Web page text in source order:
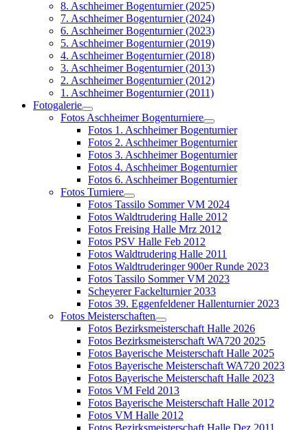
8. Aschheimer Bogenturnier (2025)
7. Aschheimer Bogenturnier (2024)
6. Aschheimer Bogenturnier (2023)
5. Aschheimer Bogenturnier (2019)
4. Aschheimer Bogenturnier (2018)
3. Aschheimer Bogenturnier (2013)
2. Aschheimer Bogenturnier (2012)
1. Aschheimer Bogenturnier (2011)
Fotogalerie
Fotos Aschheimer Bogenturniere
Fotos 1. Aschheimer Bogenturnier
Fotos 2. Aschheimer Bogenturnier
Fotos 3. Aschheimer Bogenturnier
Fotos 4. Aschheimer Bogenturnier
Fotos 6. Aschheimer Bogenturnier
Fotos Turniere
Fotos Tassilo Sommer VM 2024
Fotos Waldtrudering Halle 2012
Fotos Freising Halle Mrz 2012
Fotos PSV Halle Feb 2012
Fotos Waldtrudering Halle 2011
Fotos Waldtruderinger 900er Runde 2023
Fotos Tassilo Sommer VM 2023
Scheyerer Fackelturnier 2033
Fotos 39. Eggenfeldener Hallenturnier 2023
Fotos Meisterschaften
Fotos Bezirksmeisterschaft Halle 2026
Fotos Bezirksmeisterschaft WA720 2025
Fotos Bayerische Meisterschaft Halle 2025
Fotos Bayerische Meisterschaft WA720 2023
Fotos Bayerische Meisterschaft Halle 2023
Fotos VM Feld 2013
Fotos Bayerische Meisterschaft Halle 2012
Fotos VM Halle 2012
Fotos Bezirksmeisterschaft Halle Dez 2011